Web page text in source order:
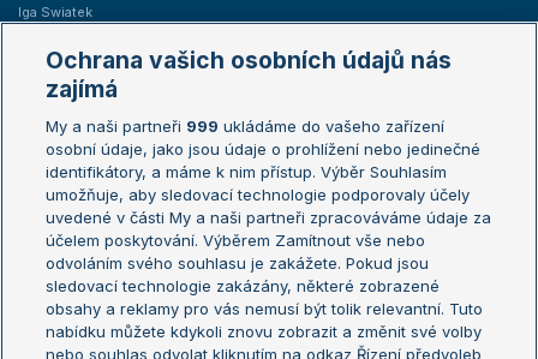
Iga Swiatek
Žebříčky
Žebříček ATP (muži)
Žebříček WTA (ženy)
Sázkařský žebříček
Australian Open
French Open
Wimbledon
US Open
Turnaj mistrů
Turnaj mistryň
Aktualní trendy
Ochrana vašich osobních údajů nás
zajímá
My a naši partneři 999 ukládáme do vašeho zařízení
osobní údaje, jako jsou údaje o prohlížení nebo jedinečné
identifikátory, a máme k nim přístup. Výběr Souhlasím
umožňuje, aby sledovací technologie podporovaly účely
uvedené v části My a naši partneři zpracováváme údaje za
účelem poskytování. Výběrem Zamítnout vše nebo
odvoláním svého souhlasu je zakážete. Pokud jsou
sledovací technologie zakázány, některé zobrazené
obsahy a reklamy pro vás nemusí být tolik relevantní. Tuto
nabídku můžete kdykoli znovu zobrazit a změnit své volby
nebo souhlas odvolat kliknutím na odkaz Řízení předvoleb